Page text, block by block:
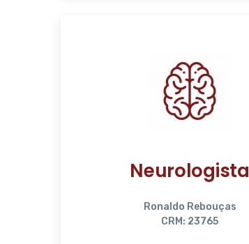
Neurologista
Ronaldo Rebouças
CRM: 23765